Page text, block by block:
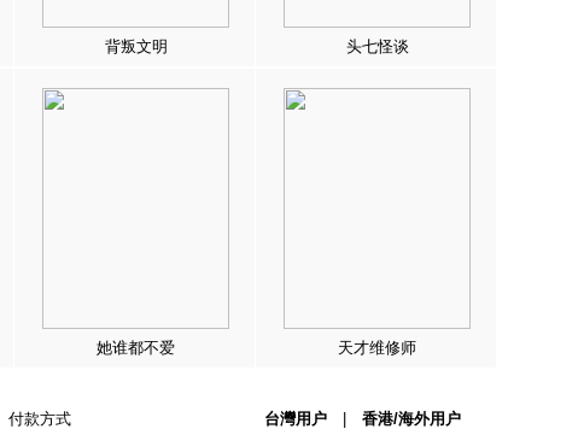
背叛文明 头七怪谈
她谁都不爱 天才维修师
付款方式 台灣用户 香港/海外用户